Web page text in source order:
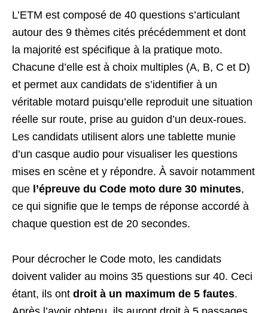
L’ETM est composé de 40 questions s’articulant
autour des 9 thèmes cités précédemment et dont
la majorité est spécifique à la pratique moto.
Chacune d’elle est à choix multiples (A, B, C et D)
et permet aux candidats de s’identifier à un
véritable motard puisqu’elle reproduit une situation
réelle sur route, prise au guidon d’un deux-roues.
Les candidats utilisent alors une tablette munie
d’un casque audio pour visualiser les questions
mises en scène et y répondre. À savoir notamment
que l’épreuve du Code moto dure 30 minutes,
ce qui signifie que le temps de réponse accordé à
chaque question est de 20 secondes.
Pour décrocher le Code moto, les candidats
doivent valider au moins 35 questions sur 40. Ceci
étant, ils ont droit à un maximum de 5 fautes.